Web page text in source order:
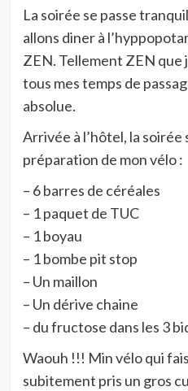
La soirée se passe
allons diner à
ZEN. Tellement ZEN que
tous mes temps de
absolue.
Arrivée à l’hôtel, la soirée
préparation de mon vélo :
– 6 barres de céréales
– 1 paquet de TUC
– 1 boyau
– 1 bombe pit stop
– Un maillon
– Un dérive chaine
– du fructose dans les 3
Waouh !!! Min vélo qui
subitement pris un gros